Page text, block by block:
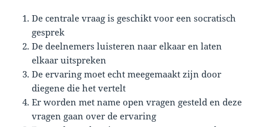
De centrale vraag is geschikt voor een socratisch
gesprek
De deelnemers luisteren naar elkaar en laten
elkaar uitspreken
De ervaring moet echt meegemaakt zijn door
diegene die het vertelt
Er worden met name open vragen gesteld en deze
vragen gaan over de ervaring